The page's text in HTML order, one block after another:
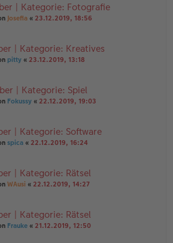
| Kategorie: Fotografie
Josefia « 23.12.2019, 18:56
| Kategorie: Kreatives
pitty « 23.12.2019, 13:18
| Kategorie: Spiel
Fokussy « 22.12.2019, 19:03
| Kategorie: Software
spica « 22.12.2019, 16:24
| Kategorie: Rätsel
WAusi « 22.12.2019, 14:27
| Kategorie: Rätsel
Frauke « 21.12.2019, 12:50